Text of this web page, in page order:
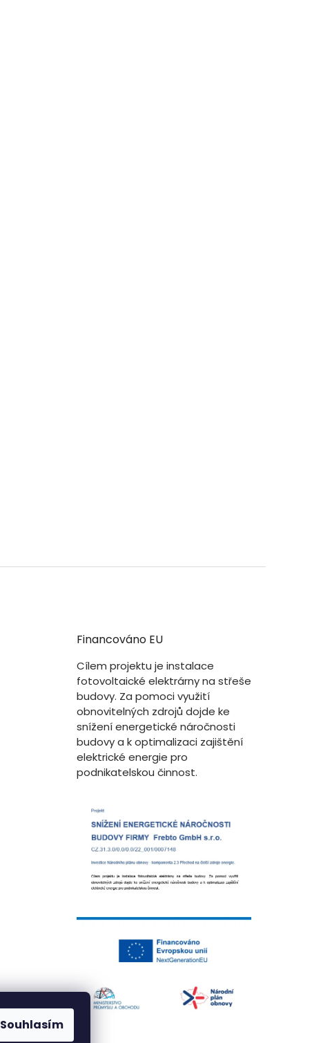
Souhlasím
Financováno EU
Cílem projektu je instalace
fotovoltaické elektrárny na střeše
budovy. Za pomoci využití
obnovitelných zdrojů dojde ke
snížení energetické náročnosti
budovy a k optimalizaci zajištění
elektrické energie pro
podnikatelskou činnost.